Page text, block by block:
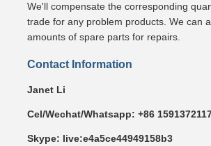
We'll compensate the corresponding
trade for any problem products. We can
amounts of spare parts for repairs.
Contact Information
Janet Li
Cel/Wechat/Whatsapp: +86
Skype: live:e4a5ce44949158b3